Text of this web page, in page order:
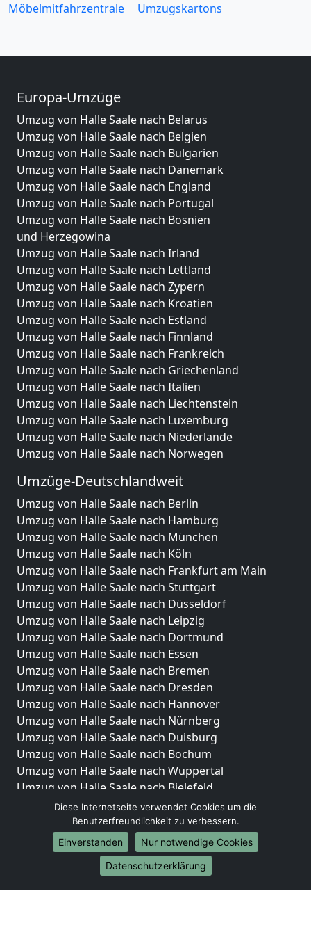
Möbelmitfahrzentrale
Umzugskartons
Europa-Umzüge
Umzug von Halle Saale nach Belarus
Umzug von Halle Saale nach Belgien
Umzug von Halle Saale nach Bulgarien
Umzug von Halle Saale nach Dänemark
Umzug von Halle Saale nach England
Umzug von Halle Saale nach Portugal
Umzug von Halle Saale nach Bosnien
und Herzegowina
Umzug von Halle Saale nach Irland
Umzug von Halle Saale nach Lettland
Umzug von Halle Saale nach Zypern
Umzug von Halle Saale nach Kroatien
Umzug von Halle Saale nach Estland
Umzug von Halle Saale nach Finnland
Umzug von Halle Saale nach Frankreich
Umzug von Halle Saale nach Griechenland
Umzug von Halle Saale nach Italien
Umzug von Halle Saale nach Liechtenstein
Umzug von Halle Saale nach Luxemburg
Umzug von Halle Saale nach Niederlande
Umzug von Halle Saale nach Norwegen
Umzüge-Deutschlandweit
Umzug von Halle Saale nach Berlin
Umzug von Halle Saale nach Hamburg
Umzug von Halle Saale nach München
Umzug von Halle Saale nach Köln
Umzug von Halle Saale nach Frankfurt am Main
Umzug von Halle Saale nach Stuttgart
Umzug von Halle Saale nach Düsseldorf
Umzug von Halle Saale nach Leipzig
Umzug von Halle Saale nach Dortmund
Umzug von Halle Saale nach Essen
Umzug von Halle Saale nach Bremen
Umzug von Halle Saale nach Dresden
Umzug von Halle Saale nach Hannover
Umzug von Halle Saale nach Nürnberg
Umzug von Halle Saale nach Duisburg
Umzug von Halle Saale nach Bochum
Umzug von Halle Saale nach Wuppertal
Umzug von Halle Saale nach Bielefeld
Umzug von Halle Saale nach Bonn
Umzug von Halle Saale nach Münster
Internationale-Umzüge
Umzug von Halle Saale nach Brasilien
Umzug von Halle Saale nach Brunei Darussalam
Diese Internetseite verwendet Cookies um die
Benutzerfreundlichkeit zu verbessern.
Einverstanden
Nur notwendige Cookies
Datenschutzerklärung